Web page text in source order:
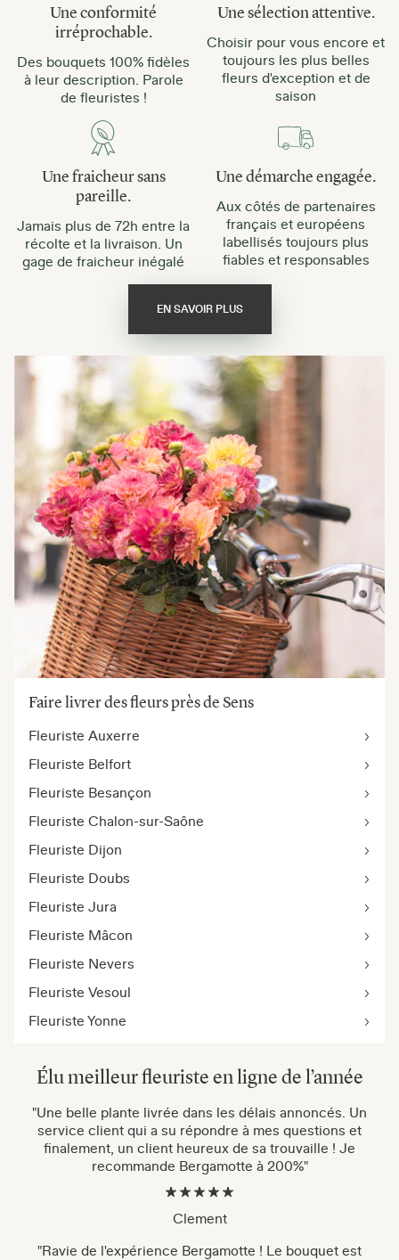
Une conformité
irréprochable.
Des bouquets 100% fidèles
à leur description. Parole
de fleuristes !
Une sélection attentive.
Choisir pour vous encore et
toujours les plus belles
fleurs d'exception et de
saison
Une fraicheur sans
pareille.
Jamais plus de 72h entre la
récolte et la livraison. Un
gage de fraicheur inégalé
Une démarche engagée.
Aux côtés de partenaires
français et européens
labellisés toujours plus
fiables et responsables
EN SAVOIR PLUS
Faire livrer des fleurs près de Sens
Fleuriste Auxerre
Fleuriste Belfort
Fleuriste Besançon
Fleuriste Chalon-sur-Saône
Fleuriste Dijon
Fleuriste Doubs
Fleuriste Jura
Fleuriste Mâcon
Fleuriste Nevers
Fleuriste Vesoul
Fleuriste Yonne
Élu meilleur fleuriste en ligne de l’année
"Une belle plante livrée dans les délais annoncés. Un
service client qui a su répondre à mes questions et
finalement, un client heureux de sa trouvaille ! Je
recommande Bergamotte à 200%"
Clement
"Ravie de l'expérience Bergamotte ! Le bouquet est